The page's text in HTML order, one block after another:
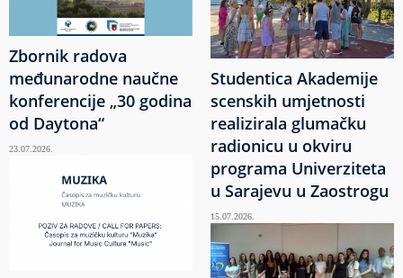
Zbornik radova
međunarodne naučne
konferencije „30 godina
od Daytona“
23.07.2026.
Studentica Akademije
scenskih umjetnosti
realizirala glumačku
radionicu u okviru
programa Univerziteta
u Sarajevu u Zaostrogu
15.07.2026.